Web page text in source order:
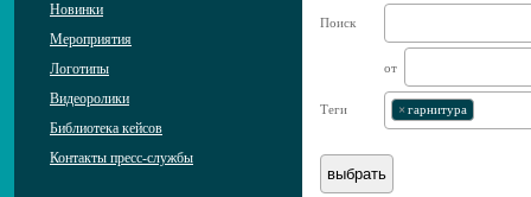
Новинки
Мероприятия
Логотипы
Видеоролики
Библиотека кейсов
Контакты пресс-службы
Поиск
от
Теги × гарнитура